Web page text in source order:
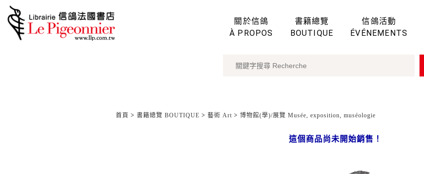
關於信鴿
À PROPOS
書籍總覽
BOUTIQUE
信鴿活動
ÉVÉNEMENTS
首頁 > 書籍總覽 BOUTIQUE > 藝術 Art > 博物館(學)/展覽 Musée, exposition, muséologie
這個商品尚未開始銷售！